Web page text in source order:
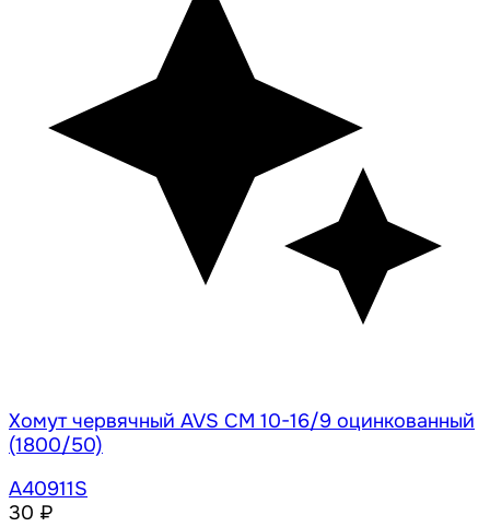
Хомут червячный AVS CM 10-16/9 оцинкованный
(1800/50)
A40911S
30 ₽